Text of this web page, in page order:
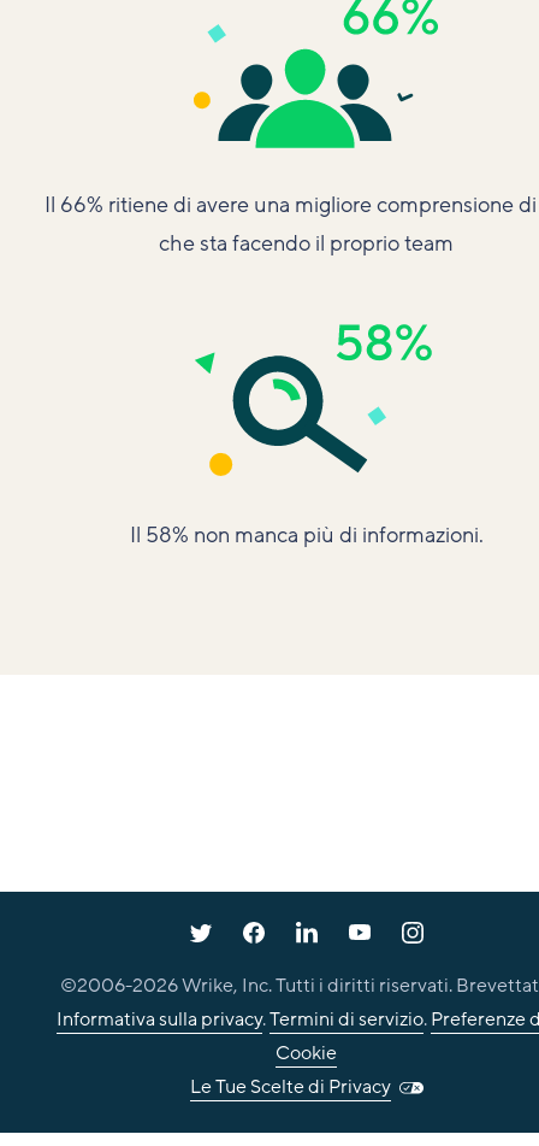
Il 66% ritiene di avere una migliore comprensione
che sta facendo il proprio team
Il 58% non manca più di informazioni.
©2006-2026Wrike, Inc. Tutti i diritti riservati.
Informativa sulla privacy.Termini di servizio.Preferenze
Cookie
Le Tue Scelte di Privacy